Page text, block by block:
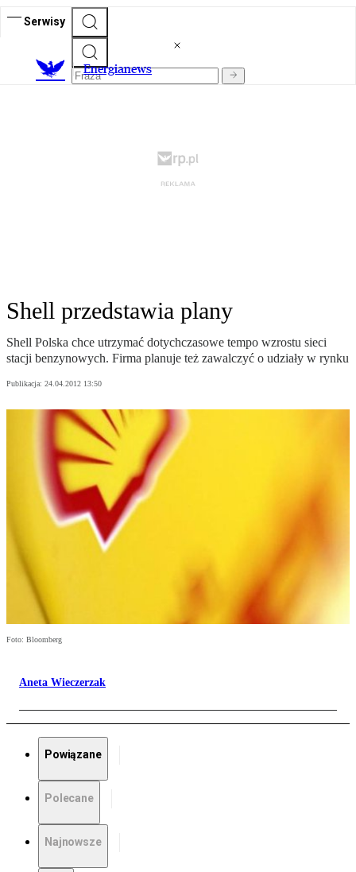
Serwisy
Energianews
Shell przedstawia plany
Shell Polska chce utrzymać dotychczasowe tempo wzrostu sieci
stacji benzynowych. Firma planuje też zawalczyć o udziały w rynku
Publikacja: 24.04.2012 13:50
Foto: Bloomberg
Aneta Wieczerzak
Powiązane
Polecane
Najnowsze